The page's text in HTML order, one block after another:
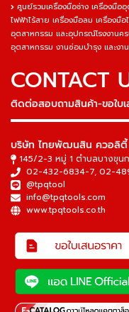
ศูนย์รวมเครื่องมือช่าง เครื่องมื
ไฟฟ้าไร้สาย เครื่องมือลม เครื่องมื
อุตสาหกรรม และอุปกรณ์โรงงานค
อุตสาหกรรม งานซ่อมบำรุง และงา
CONTACT
ติดต่อสอบถามสินค้า-ขอใบเ
บริษัท ไทยพัฒนสิน ควอลิตี้
145/2-3 หมู่ 1 ตำบลบางขุน
02-432-6834-7, 02-
@tpqtool
info@tpqtools.com
www.tpqtools.co.th